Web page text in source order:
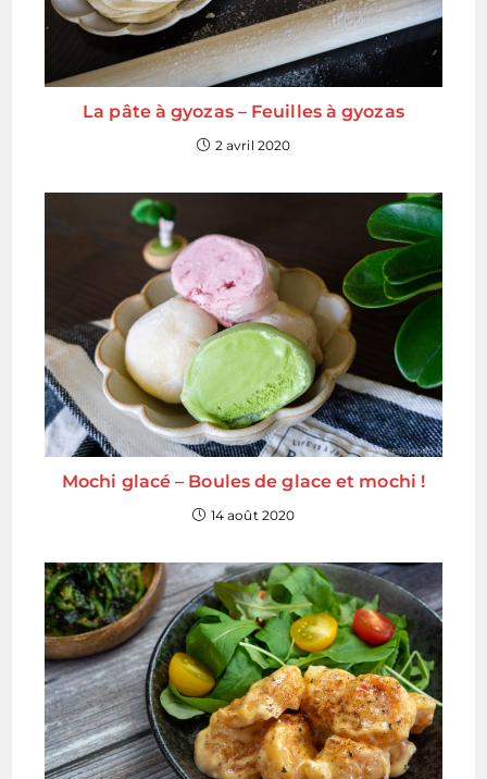
La pâte à gyozas – Feuilles à gyozas
2 avril 2020
Mochi glacé – Boules de glace et mochi !
14 août 2020